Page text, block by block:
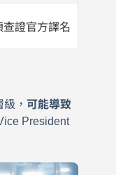
查證官方譯名
， 可能導致
President